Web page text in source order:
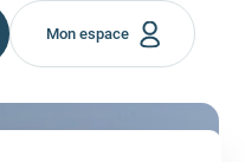
Mon espace